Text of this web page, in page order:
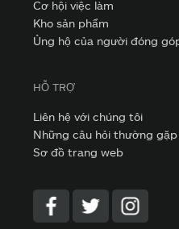
Cơ hội việc làm
Kho sản phẩm
Ủng hộ của người đóng
HỖ TRỢ
Liên hệ với chúng tôi
Những câu hỏi thường gặp
Sơ đồ trang web